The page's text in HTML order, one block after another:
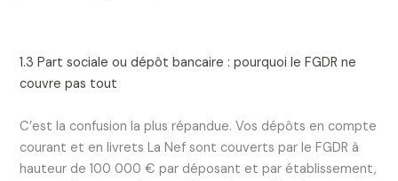
1.3 Part sociale ou dépôt bancaire : pourquoi le FGDR ne
couvre pas tout
C’est la confusion la plus répandue. Vos dépôts en compte
courant et en livrets La Nef sont couverts par le FGDR à
hauteur de 100 000 € par déposant et par établissement,